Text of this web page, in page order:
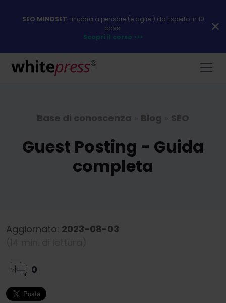
SEO MINDSET: Impara a pensare (e agire!) da Esperto in 10
passi
Scopri il corso >>>
Base di conoscenza Blog SEO
Guest Posting - Guida
completa
Aggiornato: 2023-08-03
0